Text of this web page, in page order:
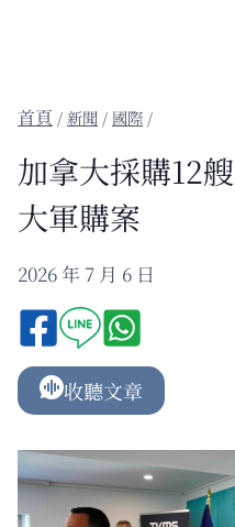
/新聞 / 國際 /
加拿大採購12
大軍購案
2026 年 7 月 6 日
收聽文章